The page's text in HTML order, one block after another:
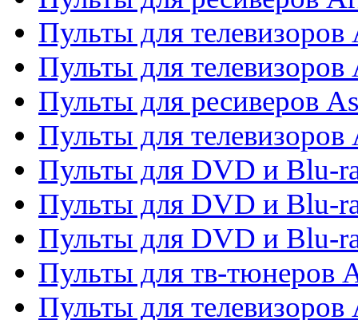
Пульты для
Пульты для телевизоров
Пульты для ресиверов
Пульты для телевизоров
Пульты для DVD и Blu-
Пульты для DVD и Blu-
Пульты для DVD и Blu-
Пульты для тв-тюнеров
Пульты для телевизоров